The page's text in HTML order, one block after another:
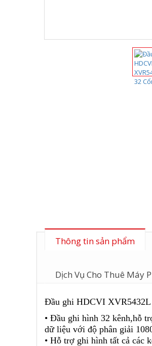
Thông tin sản phẩm
Dịch Vụ Cho Thuê Máy
Đầu ghi HDCVI XVR5432L
• Đầu ghi hình 32 kênh,hỗ
dữ liệu với độ phân giải
• Hỗ trợ ghi hình tất cả các